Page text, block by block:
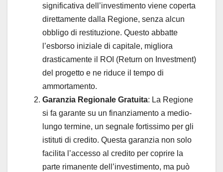
significativa dell’investimento viene coperta
direttamente dalla Regione, senza alcun
obbligo di restituzione. Questo abbatte
l’esborso iniziale di capitale, migliora
drasticamente il ROI (Return on Investment)
del progetto e ne riduce il tempo di
ammortamento.
Garanzia Regionale Gratuita: La Regione
si fa garante su un finanziamento a medio-
lungo termine, un segnale fortissimo per gli
istituti di credito. Questa garanzia non solo
facilita l’accesso al credito per coprire la
parte rimanente dell’investimento, ma può